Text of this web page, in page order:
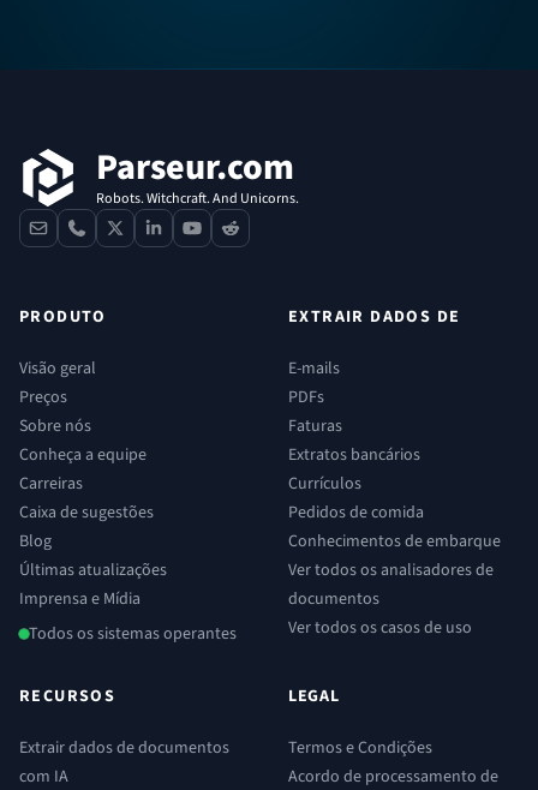
Parseur.com
Robots. Witchcraft. And Unicorns.
contactphone
x linkedinyoutube
reddit
PRODUTO
Visão geral
Preços
Sobre nós
Conheça a equipe
Carreiras
Caixa de sugestões
Blog
Últimas atualizações
Imprensa e Mídia
Todos os sistemas operantes
EXTRAIR DADOS DE
E-mails
PDFs
Faturas
Extratos bancários
Currículos
Pedidos de comida
Conhecimentos de embarque
Ver todos os analisadores de
documentos
Ver todos os casos de uso
RECURSOS
Extrair dados de documentos
com IA
LEGAL
Termos e Condições
Acordo de processamento de